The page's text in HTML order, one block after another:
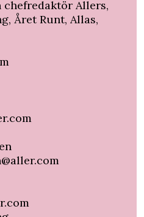
Allers,
Året Runt, Allas,